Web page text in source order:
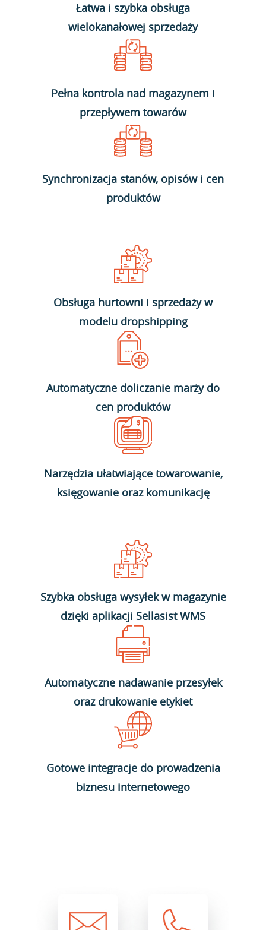
Łatwa i szybka obsługa
wielokanałowej sprzedaży
Pełna kontrola nad magazynem i
przepływem towarów
Synchronizacja stanów, opisów i cen
produktów
Obsługa hurtowni i sprzedaży w
modelu dropshipping
Automatyczne doliczanie marży do
cen produktów
Narzędzia ułatwiające towarowanie,
księgowanie oraz komunikację
Szybka obsługa wysyłek w magazynie
dzięki aplikacji Sellasist WMS
Automatyczne nadawanie przesyłek
oraz drukowanie etykiet
Gotowe integracje do prowadzenia
biznesu internetowego